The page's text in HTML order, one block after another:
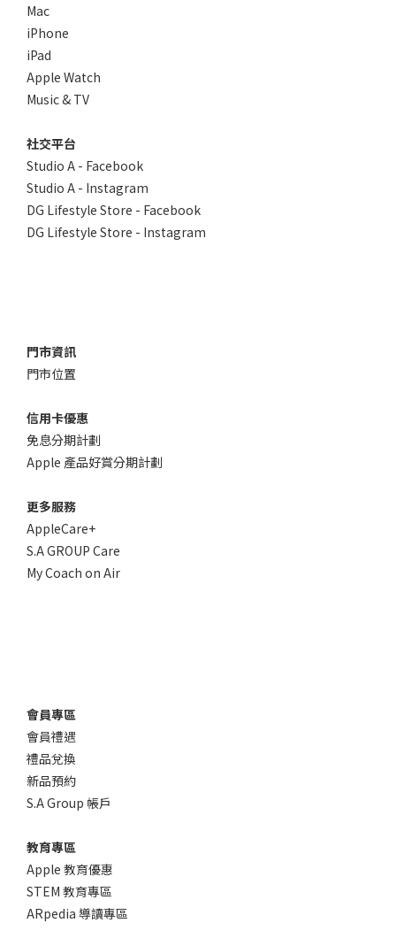
Mac
iPhone
iPad
Apple Watch
Music & TV
社交平台
Studio A - Facebook
Studio A - Instagram
DG Lifestyle Store - Facebook
DG Lifestyle Store - Instagram
門市資訊
門市位置
信用卡優惠
免息分期計劃
Apple 產品好賞分期計劃
更多服務
AppleCare+
S.A GROUP Care
My Coach on Air
會員專區
會員禮遇
禮品兌換
新品預約
S.A Group 帳戶
教育專區
Apple 教育優惠
STEM 教育專區
ARpedia 導讀專區